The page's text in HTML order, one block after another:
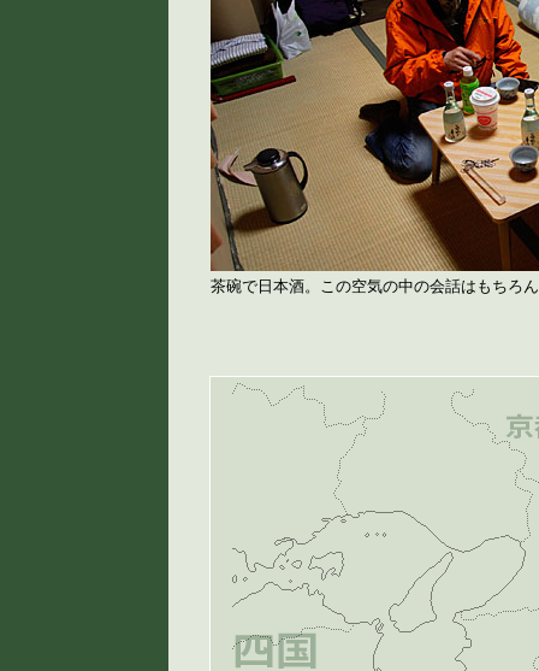
茶碗で日本酒。この空気の中の会話はもちろ